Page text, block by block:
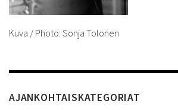
Kuva / Photo: Sonja Tolonen
AJANKOHTAISKATEGORIAT